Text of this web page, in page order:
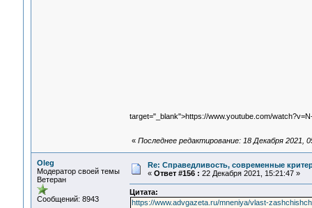
target="_blank">https://www.youtube.com/
« Последнее редактирование: 18 Декабря 2021,
Oleg
Модератор своей темы
Ветеран
Сообщений: 8943
Re: Справедливость, современные
« Ответ #156 : 22 Декабря 2021, 15:21:47 »
Цитата:
https://www.advgazeta.ru/mneniya/vlast-